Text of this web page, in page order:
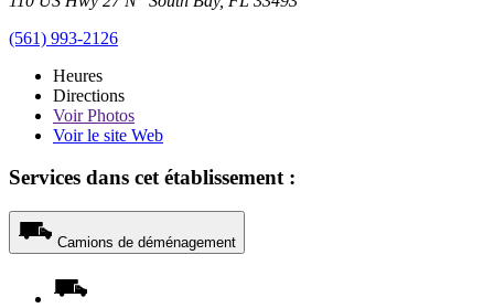
(561) 993-2126
Heures
Directions
VoirPhotos
Voir le site Web
Services dans cet établissement :
Camions de déménagement